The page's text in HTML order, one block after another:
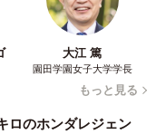
大江 篤
園田学園女子大学学長
もっと見る
ロのホンダレジェン